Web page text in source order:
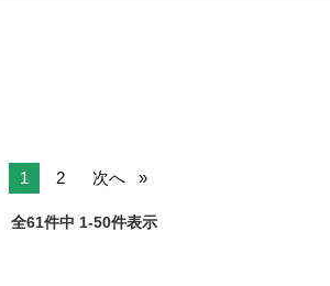
1 2 次へ
全61件中 1-50件表示